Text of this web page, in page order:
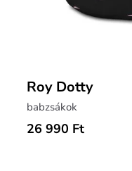
Roy Dotty
babzsákok
26 990 Ft